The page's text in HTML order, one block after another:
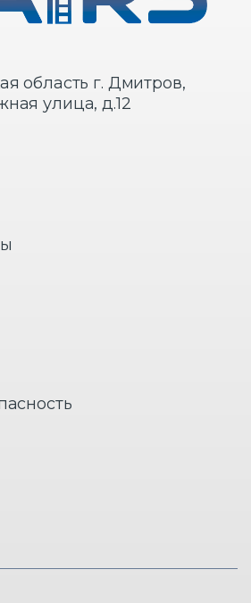
область г. Дмитров,
улица, д.12